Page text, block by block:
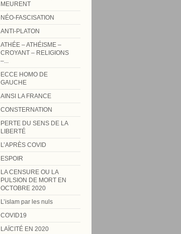
MEURENT
NÉO-FASCISATION
ANTI-PLATON
ATHÉE – ATHÉISME –
CROYANT – RELIGIONS
–...
ECCE HOMO DE
GAUCHE
AINSI LA FRANCE
CONSTERNATION
PERTE DU SENS DE LA
LIBERTÉ
L’APRÈS COVID
ESPOIR
LA CENSURE OU LA
PULSION DE MORT EN
OCTOBRE 2020
L’islam par les nuls
COVID19
LAÏCITÉ EN 2020